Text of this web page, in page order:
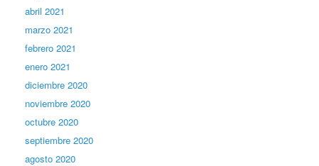
abril 2021
marzo 2021
febrero 2021
enero 2021
diciembre 2020
noviembre 2020
octubre 2020
septiembre 2020
agosto 2020